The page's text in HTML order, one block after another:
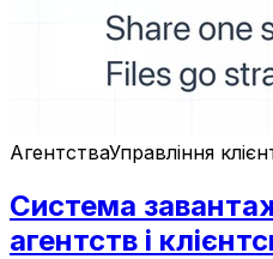
АгентстваУправління
Система
агентств і